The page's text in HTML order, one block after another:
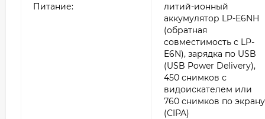
Питание:
литий-ионный
аккумулятор LP-E6NH
(обратная
совместимость с LP-
E6N), зарядка по USB
(USB Power Delivery),
450 снимков с
видоискателем или
760 снимков по экрану
(CIPA)